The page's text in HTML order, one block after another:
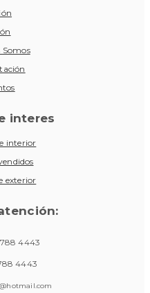
Somos
interes
interior
exterior
4443
4443